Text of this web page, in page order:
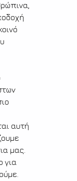
αυτή
μας.
για